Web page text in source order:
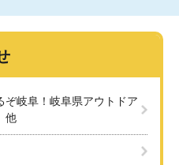
ぞ岐阜！岐阜県アウトドア
他